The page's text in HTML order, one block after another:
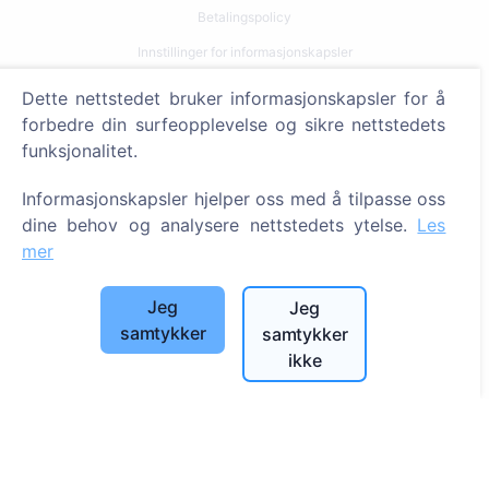
Betalingspolicy
Innstillinger for informasjonskapsler
Søk
Tjenester
Kontakter
UAB "Kapinių valdymo sprendimai", 304241197
+370 612 08926 (I-V 8:00 - 16:45)
Dette nettstedet bruker informasjonskapsler for å
forbedre din surfeopplevelse og sikre nettstedets
funksjonalitet.
Informasjonskapsler hjelper oss med å tilpasse oss
dine behov og analysere nettstedets ytelse. Les
mer
Jeg
samtykker
Jeg
samtykker
ikke